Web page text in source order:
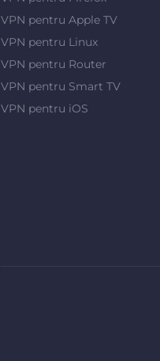
VPN pentru Apple TV
VPN pentru Linux
VPN pentru Router
VPN pentru Smart TV
VPN pentru iOS